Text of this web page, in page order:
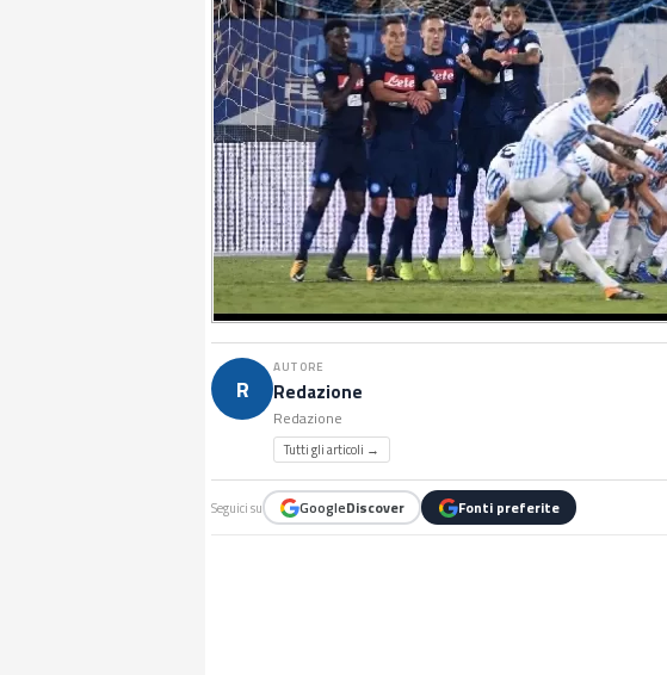
R
AUTORE
Redazione
Redazione
Tutti gli articoli →
Seguici su GoogleDiscover Fonti preferite